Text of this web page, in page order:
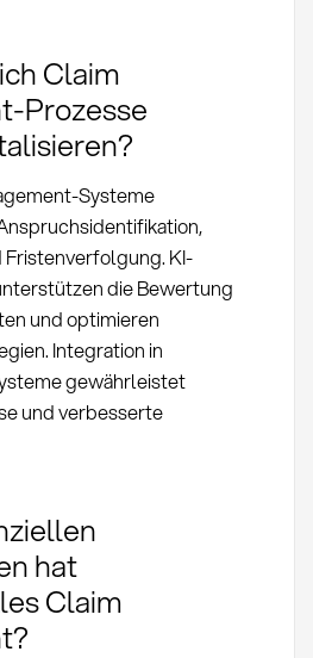
Claim
Prozesse
Systeme
KI-
die Bewertung
und optimieren
Integration in
gewährleistet
und verbesserte
hat
Claim